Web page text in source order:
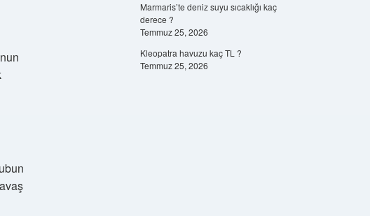
Marmaris’te deniz suyu sıcaklığı kaç
derece ?
Temmuz 25, 2026
Kleopatra havuzu kaç TL ?
Temmuz 25, 2026